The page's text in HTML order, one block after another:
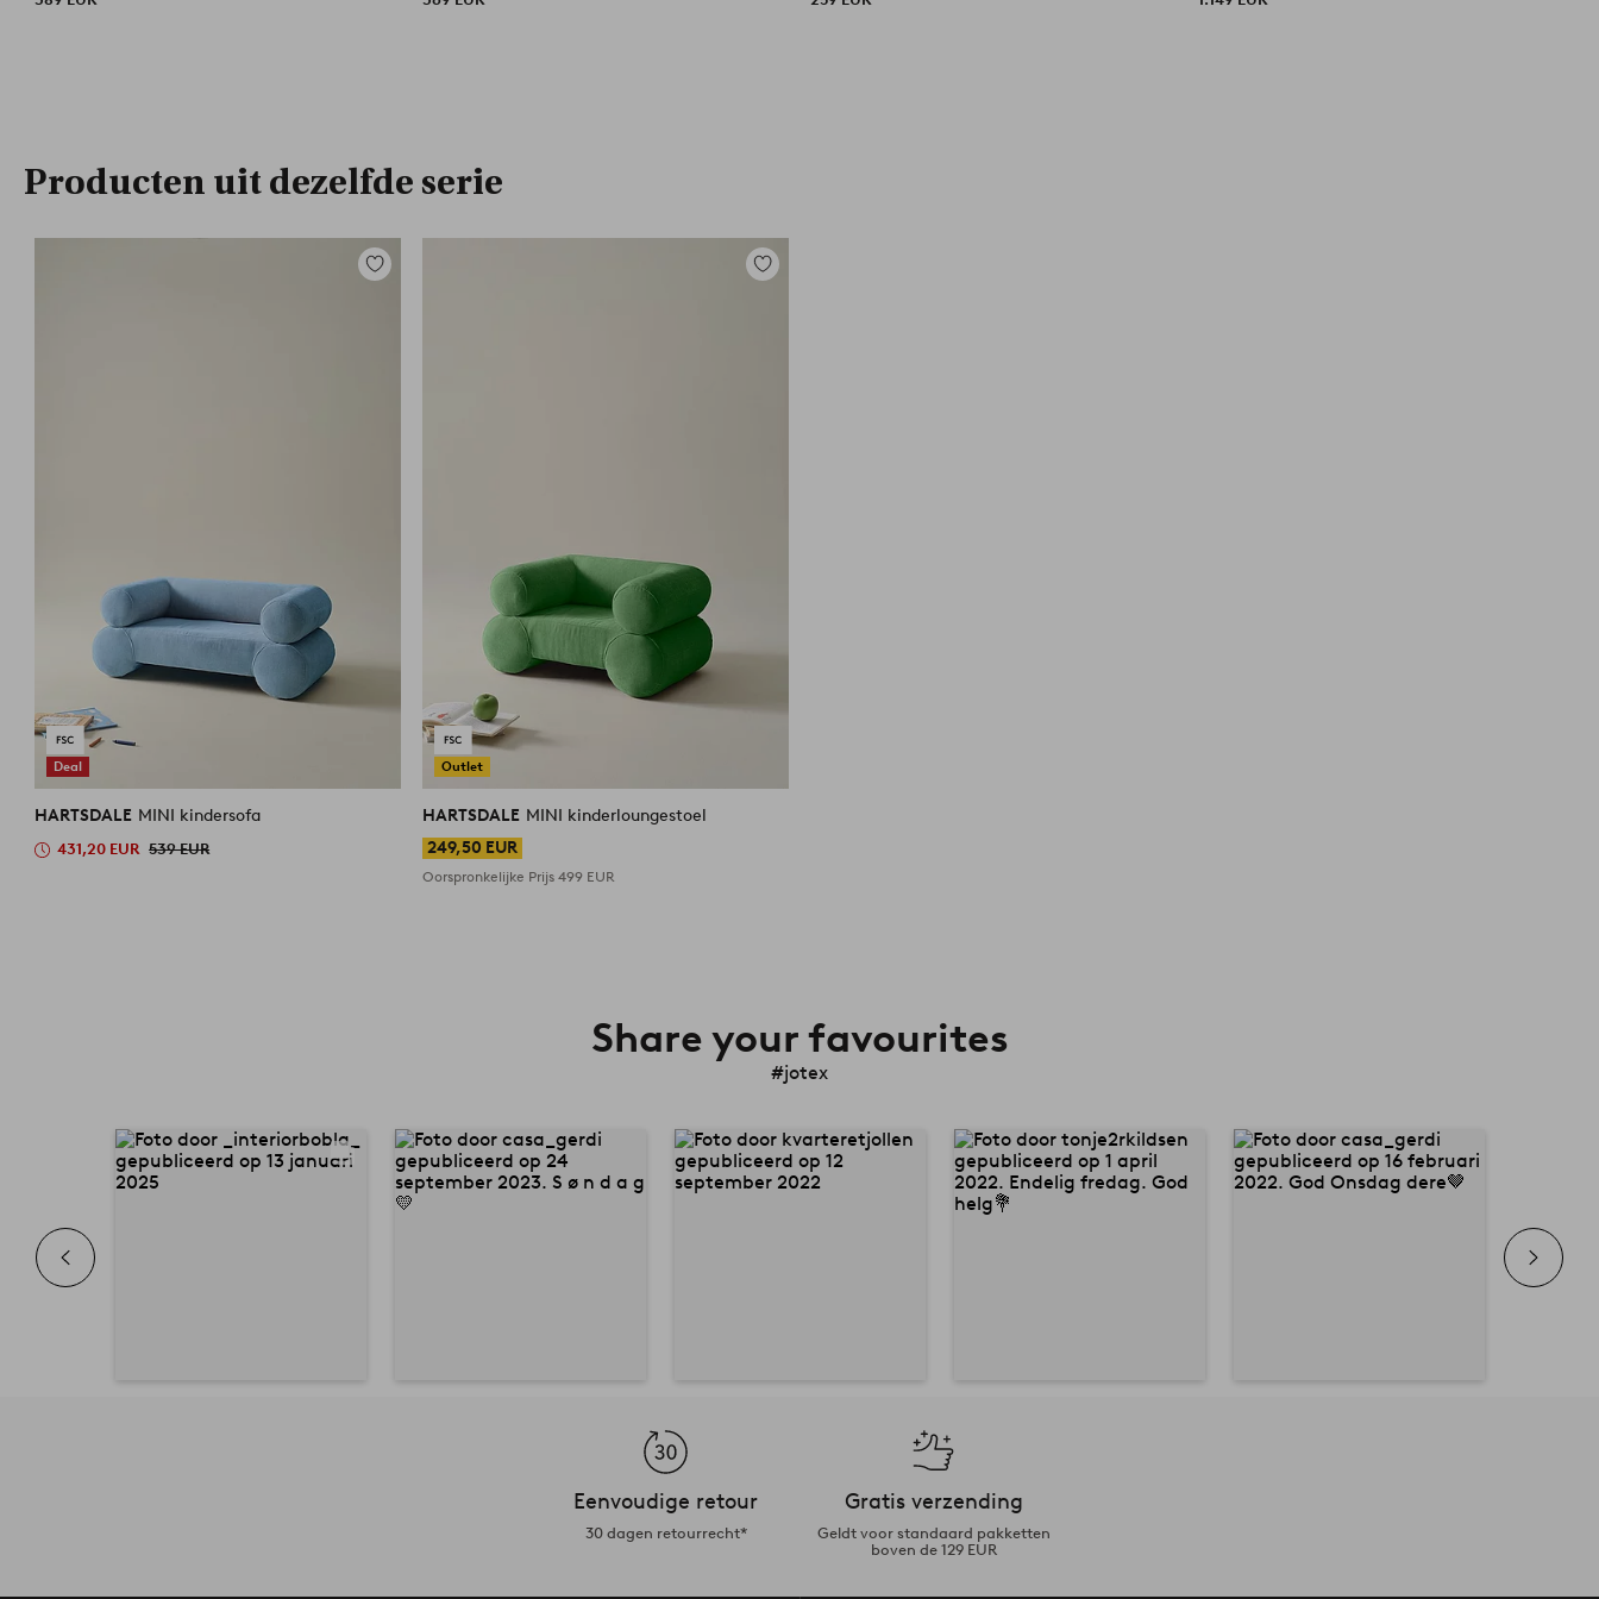
Producten uit dezelfde serie
Deal
Toevoegen
HARTSDALE MINI kindersofa
431,20 EUR 539 EUR
Outlet
Toevoegen
HARTSDALE MINI kinderloungestoel
249,50 EUR
Oorspronkelijke Prijs499 EUR
Share your favourites
#jotex
Eenvoudige retour
30 dagen retourrecht*
Gratis verzending
Geldt voor standaard pakketten
boven de 129 EUR